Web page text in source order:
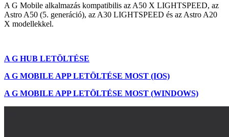
A G Mobile alkalmazás kompatibilis az A50 X LIGHTSPEED, az
Astro A50 (5. generáció), az A30 LIGHTSPEED és az Astro A20
X modellekkel.
A G HUB LETÖLTÉSE
A G MOBILE APP LETÖLTÉSE MOST (IOS)
A G MOBILE APP LETÖLTÉSE MOST (WINDOWS)